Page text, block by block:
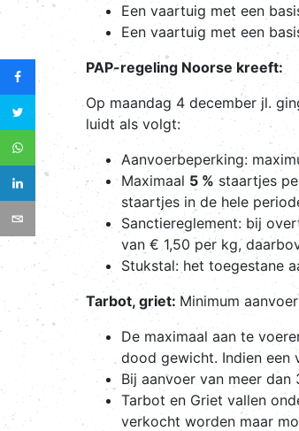
Een vaartuig met een
Een vaartuig met een
PAP-regeling Noorse kreeft:
Op maandag 4 december jl.
luidt als volgt:
Aanvoerbeperking:
Maximaal 5 % staartjes
staartjes in de hele
Sanctiereglement: bij
van € 1,50 per kg,
Stukstal: het toegestane
Tarbot, griet: Minimum
De maximaal aan te
dood gewicht. Indien een
Bij aanvoer van meer
Tarbot en Griet vallen
verkocht worden maar